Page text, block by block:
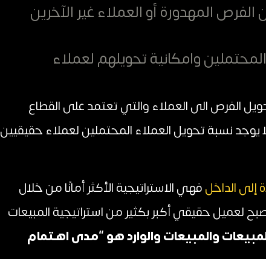
المهدورة أو العملاء غير الآخرين
وامكانية تحويلهم لعملاء
الفرص الى العملاء والتي تعتمد على القطاع
نسبة تحويل العملاء المحتملين لعملاء حقيقيين
إلى الداخلفهي الاستراتيجية الأكثر أمانًا من خلال
لعميل حقيقي أكبر بكثير من استراتيجية المبيعات
والمبيعات والوارد هو “مدى اهتمام